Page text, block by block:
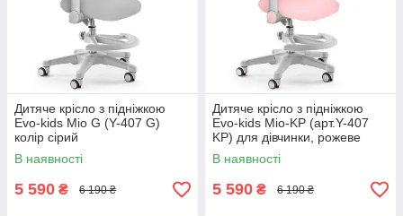
Дитяче крісло з підніжкою
Evo-kids Mio G (Y-407 G)
колір сірий
В наявності
5 590 ₴ 6 190 ₴
Дитяче крісло з підніжкою
Evo-kids Mio-KP (арт.Y-407
KP) для дівчинки, рожеве
В наявності
5 590 ₴ 6 190 ₴